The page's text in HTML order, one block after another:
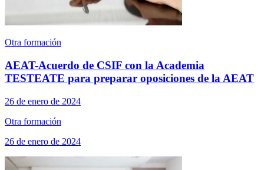
Otra formación
AEAT-Acuerdo de CSIF con la Academia
TESTEATE para preparar oposiciones de la AEAT
26 de enero de 2024
Otra formación
26 de enero de 2024